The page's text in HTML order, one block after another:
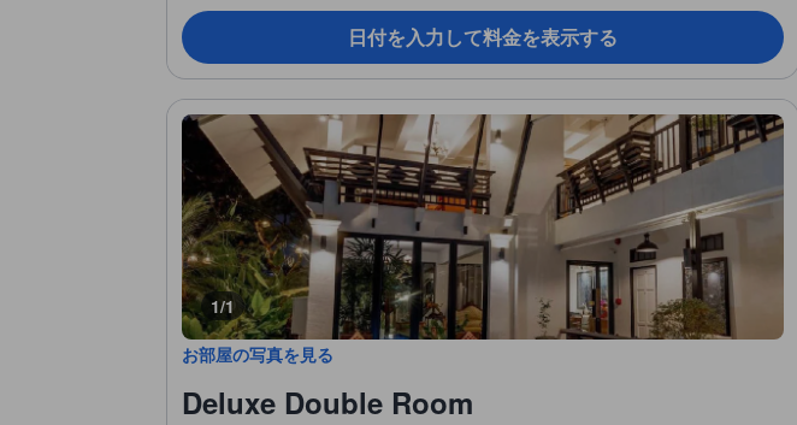
日付を入力して料金を表示する
1/1
お部屋の写真を見る
Deluxe Double Room